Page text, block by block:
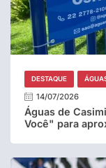
DESTAQUE
14/07/2026
Águas de
Você" para